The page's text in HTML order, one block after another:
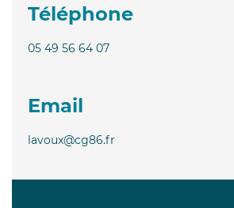
Téléphone
05 49 56 64 07
Email
lavoux@cg86.fr